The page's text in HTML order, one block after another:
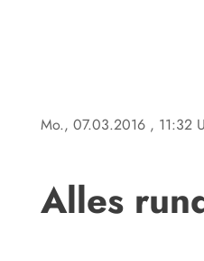
Mo., 07.03.2016 , 11:32
Alles